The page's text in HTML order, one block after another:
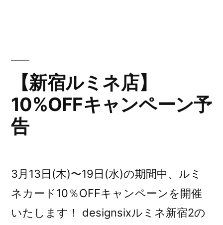
ペ
ー
開
催!”
【新宿ルミネ店】
10%OFFキャンペーン予
告
3月13日(木)〜19日(水)の期間中、ルミ
ネカード10％OFFキャンペーンを開催
いたします！ designsixルミネ新宿2の